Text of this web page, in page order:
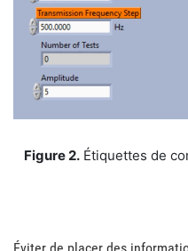
​Figure 2.Étiquettes de